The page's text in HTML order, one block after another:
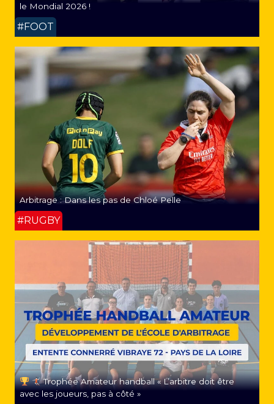
le Mondial 2026 !
#FOOT
Arbitrage : Dans les pas de Chloé Pelle
#RUGBY
Trophée Amateur handball « L’arbitre doit être
avec les joueurs, pas à côté »